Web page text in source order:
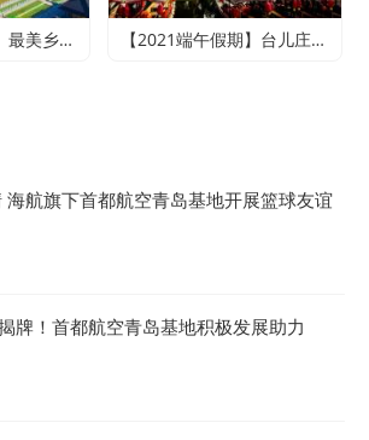
【2021端午假期】最美乡村竹泉村+寻梦台儿庄古城+尼山圣境二日游 【2021端午假期】台儿庄古城、微山湖红荷湿地休闲两日游
牌！首都航空青岛基地积极发展助力